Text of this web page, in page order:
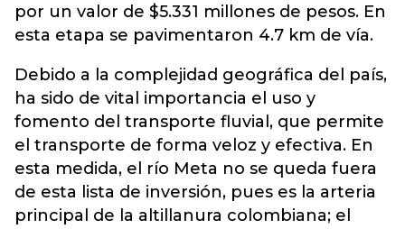
por un valor de $5.331 millones de pesos. En
esta etapa se pavimentaron 4.7 km de vía.
Debido a la complejidad geográfica del país,
ha sido de vital importancia el uso y
fomento del transporte fluvial, que permite
el transporte de forma veloz y efectiva. En
esta medida, el río Meta no se queda fuera
de esta lista de inversión, pues es la arteria
principal de la altillanura colombiana; el